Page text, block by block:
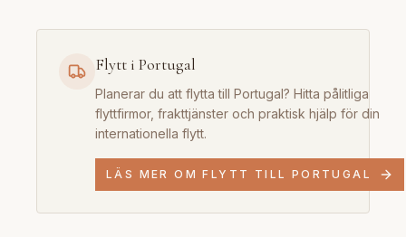
Flytt i Portugal
Planerar du att flytta till Portugal? Hitta pålitliga
flyttfirmor, frakttjänster och praktisk hjälp för din
internationella flytt.
LÄS MER OM FLYTT TILL PORTUGAL